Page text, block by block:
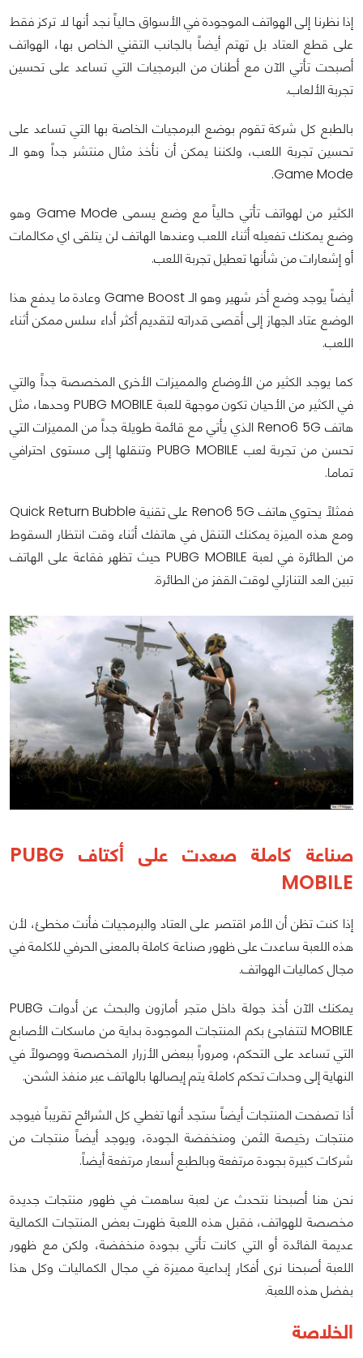
إذا نظرنا إلى الهواتف الموجودة في الأسواق حالياً نجد أنها لا تركز فقط
على قطع العتاد بل تهتم أيضاً بالجانب التقني الخاص بها، الهواتف
أصبحت تأتي الآن مع أطنان من البرمجيات التي تساعد على تحسين
تجربة الألعاب.
بالطبع كل شركة تقوم بوضع البرمجيات الخاصة بها التي تساعد على
تحسين تجربة اللعب، ولكننا يمكن أن نأخذ مثال منتشر جداً وهو الـ
Game Mode.
الكثير من لهواتف تأتي حالياً مع وضع يسمى Game Mode وهو
وضع يمكنك تفعيله أثناء اللعب وعندها الهاتف لن يتلقى اي مكالمات
أو إشعارات من شأنها تعطيل تجربة اللعب.
أيضاً يوجد وضع أخر شهير وهو الـ Game Boost وعادة ما يدفع هذا
الوضع عتاد الجهاز إلى أقصى قدراته لتقديم أكثر أداء سلس ممكن أثناء
اللعب.
كما يوجد الكثير من الأوضاع والمميزات الأخرى المخصصة جداً والتي
في الكثير من الأحيان تكون موجهة للعبة PUBG MOBILE وحدها، مثل
هاتف Reno6 5G الذي يأتي مع قائمة طويلة جداً من المميزات التي
تحسن من تجربة لعب PUBG MOBILE وتنقلها إلى مستوى احترافي
تماما.
فمثلاً يحتوي هاتف Reno6 5G على تقنية Quick Return Bubble
ومع هذه الميزة يمكنك التنقل في هاتفك أثناء وقت انتظار السقوط
من الطائرة في لعبة PUBG MOBILE حيث تظهر فقاعة على الهاتف
تبين العد التنازلي لوقت القفز من الطائرة.
صناعة كاملة صعدت على أكتاف PUBG
MOBILE
إذا كنت تظن أن الأمر اقتصر على العتاد والبرمجيات فأنت مخطئ، لأن
هذه اللعبة ساعدت على ظهور صناعة كاملة بالمعنى الحرفي للكلمة في
مجال كماليات الهواتف.
يمكنك الآن أخذ جولة داخل متجر أمازون والبحث عن أدوات PUBG
MOBILE لتتفاجئ بكم المنتجات الموجودة بداية من ماسكات الأصابع
التي تساعد على التحكم، ومروراً ببعض الأزرار المخصصة ووصولاً في
النهاية إلى وحدات تحكم كاملة يتم إيصالها بالهاتف عبر منفذ الشحن.
أذا تصفحت المنتجات أيضاً ستجد أنها تغطي كل الشرائح تقريباً فيوجد
منتجات رخيصة الثمن ومنخفضة الجودة، ويوجد أيضاً منتجات من
شركات كبيرة بجودة مرتفعة وبالطبع أسعار مرتفعة أيضاً.
نحن هنا أصبحنا نتحدث عن لعبة ساهمت في ظهور منتجات جديدة
مخصصة للهواتف، فقبل هذه اللعبة ظهرت بعض المنتجات الكمالية
عديمة الفائدة أو التي كانت تأتي بجودة منخفضة، ولكن مع ظهور
اللعبة أصبحنا نرى أفكار إبداعية مميزة في مجال الكماليات وكل هذا
بفضل هذه اللعبة.
الخلاصة